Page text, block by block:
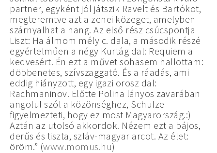
partner, egyként jól játszik Ravelt és Bartókot,
megteremtve azt a zenei közeget, amelyben
szárnyalhat a hang. Az első rész csúcspontja
Liszt: Ha álmom mély c. dala, a második részé
egyértelműen a négy Kurtág dal: Requiem a
kedvesért. Én ezt a művet sohasem hallottam:
döbbenetes, szívszaggató. És a ráadás, ami
eddig hiányzott, egy igazi orosz dal:
Rachmaninov. Előtte Polina lányos zavarában
angolul szól a közönséghez, Schulze
figyelmezteti, hogy ez most Magyarország.:)
Aztán az utolsó akkordok. Nézem ezt a bájos,
derűs és tiszta, szláv-magyar arcot. Az élet:
öröm.” (www.momus.hu)